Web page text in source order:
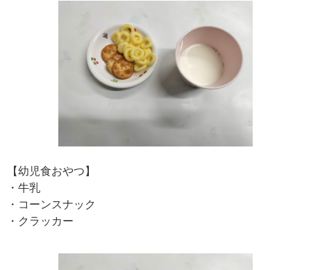
【幼児食おやつ】
・牛乳
・コーンスナック
・クラッカー